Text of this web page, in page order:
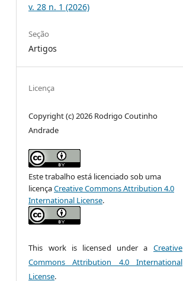
v. 28 n. 1 (2026)
Seção
Artigos
Licença
Copyright (c) 2026 Rodrigo Coutinho
Andrade
Este trabalho está licenciado sob uma
licençaCreative Commons Attribution 4.0
International License.
This work is licensed under a Creative
Commons Attribution 4.0 International
License.